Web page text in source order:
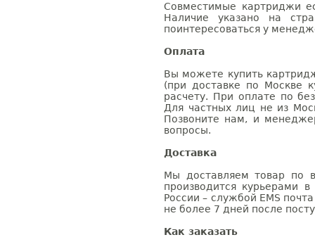
Совместимые картриджи
Наличие указано на
поинтересоваться у
Оплата
Вы можете купить
(при доставке по Москве
расчету. При оплате по
Для частных лиц не из
Позвоните нам, и
вопросы.
Доставка
Мы доставляем товар по
производится курьерами
России – службой EMS
не более 7 дней после
Как заказать